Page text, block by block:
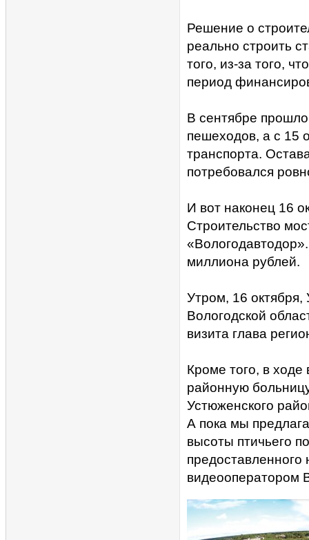
Решение о
реально строить
того, из-за того,
период
В сентябре
пешеходов, а с 15
транспорта.
потребовался
И вот наконец 16
Строительство
миллиона рублей.
Утром, 16 октября,
Вологодской
визита глава
Кроме того, в
районную
Устюженского
А пока мы
высоты птичьего
видеооператором